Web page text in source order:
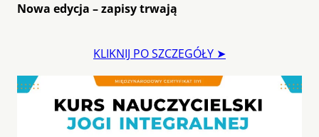
Nowa edycja – zapisy trwają
KLIKNIJ PO SZCZEGÓŁY ➤